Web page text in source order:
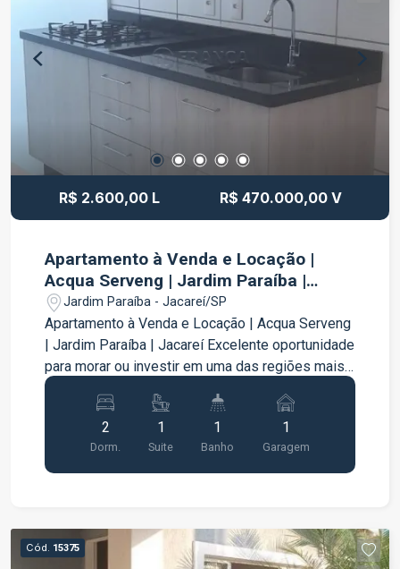
R$ 2.600,00 L R$ 470.000,00 V
Apartamento à Venda e Locação |
Acqua Serveng | Jardim Paraíba |
Jacareí
Jardim Paraíba - Jacareí/SP
Apartamento à Venda e Locação | Acqua Serveng
| Jardim Paraíba | Jacareí Excelente oportunidade
para morar ou investir em uma das regiões mais
valorizadas da cidade, com fácil acesso ao
centro de Jacareí. Apartamento bem distribuído,
funcional e pronto para uso: 2 quartos, sendo 1
Banheiro social Sala aconchegante Cozinha com
garagem O imóvel oferece praticidade no dia a
dia, com ambientes planejados e ótima
2
Dorm.
1
Suite
1
Banho
1
Garagem
Cód. 15375